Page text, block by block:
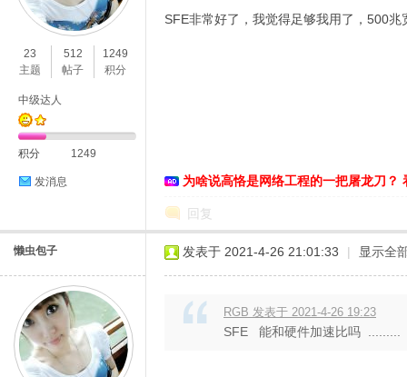
23
主题
512
帖子
1249
积分
中级达人
积分 1249
发消息
SFE非常好了，我觉得足够我用了，500兆
为啥说高恪是网络工程的一把屠龙刀？
回复
懒虫包子 发表于 2021-4-26 21:01:33 | 显示全
RGB 发表于 2021-4-26 19:23
SFE 能和硬件加速比吗 .........